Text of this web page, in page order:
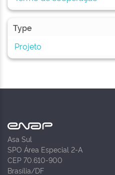
Type
Projeto
Asa Sul
SPO Área Especial 2-A
CEP 70.610-900
Brasília/DF